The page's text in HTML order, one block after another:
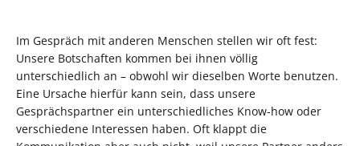
Im Gespräch mit anderen Menschen stellen wir oft fest:
Unsere Botschaften kommen bei ihnen völlig
unterschiedlich an – obwohl wir dieselben Worte benutzen.
Eine Ursache hierfür kann sein, dass unsere
Gesprächspartner ein unterschiedliches Know-how oder
verschiedene Interessen haben. Oft klappt die